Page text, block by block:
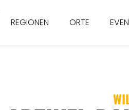
REGIONEN ORTE